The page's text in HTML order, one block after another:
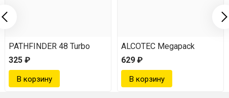
PATHFINDER 48 Turbo
325 ₽
ALCOTEC Megapack
629 ₽